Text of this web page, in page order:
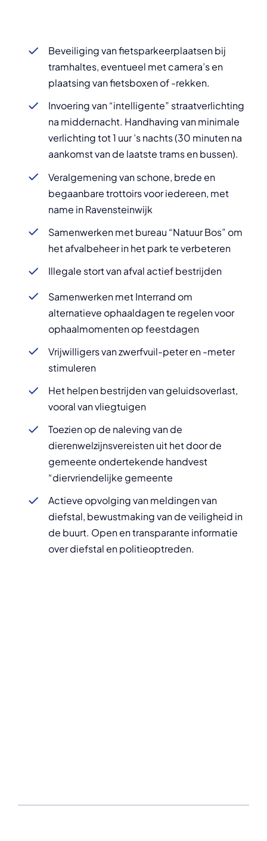
Beveiliging van fietsparkeerplaatsen bij
tramhaltes, eventueel met camera’s en
plaatsing van fietsboxen of -rekken.
Invoering van “intelligente” straatverlichting
na middernacht. Handhaving van minimale
verlichting tot 1 uur ’s nachts (30 minuten na
aankomst van de laatste trams en bussen).
Veralgemening van schone, brede en
begaanbare trottoirs voor iedereen, met
name in Ravensteinwijk
Samenwerken met bureau “Natuur Bos” om
het afvalbeheer in het park te verbeteren
Illegale stort van afval actief bestrijden
Samenwerken met Interrand om
alternatieve ophaaldagen te regelen voor
ophaalmomenten op feestdagen
Vrijwilligers van zwerfvuil-peter en -meter
stimuleren
Het helpen bestrijden van geluidsoverlast,
vooral van vliegtuigen
Toezien op de naleving van de
dierenwelzijnsvereisten uit het door de
gemeente ondertekende handvest
“diervriendelijke gemeente
Actieve opvolging van meldingen van
diefstal, bewustmaking van de veiligheid in
de buurt. Open en transparante informatie
over diefstal en politieoptreden.